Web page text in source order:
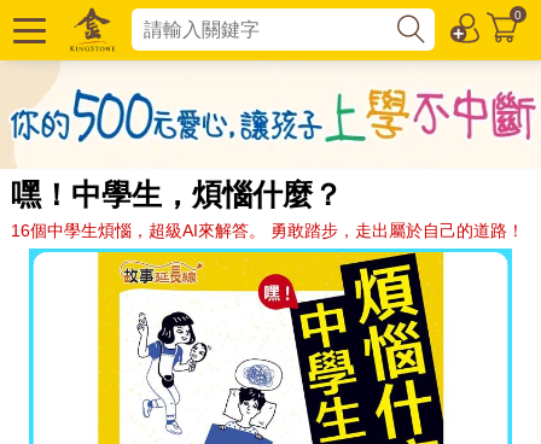
0
嘿！中學生，煩惱什麼？
16個中學生煩惱，超級AI來解答。 勇敢踏步，走出屬於自己的道路！